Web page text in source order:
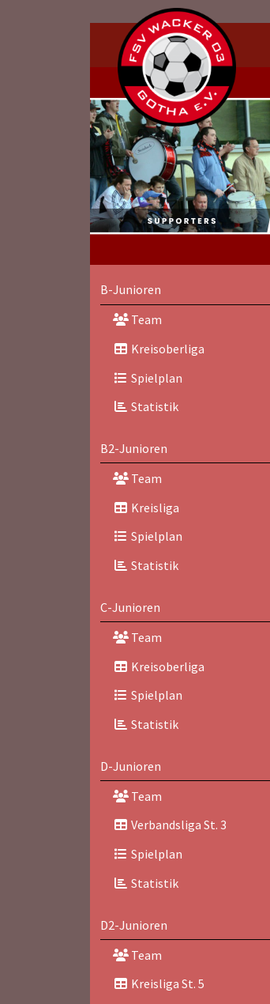
B-Junioren
Team
Kreisoberliga
Spielplan
Statistik
B2-Junioren
Team
Kreisliga
Spielplan
Statistik
C-Junioren
Team
Kreisoberliga
Spielplan
Statistik
D-Junioren
Team
Verbandsliga St. 3
Spielplan
Statistik
D2-Junioren
Team
Kreisliga St. 5